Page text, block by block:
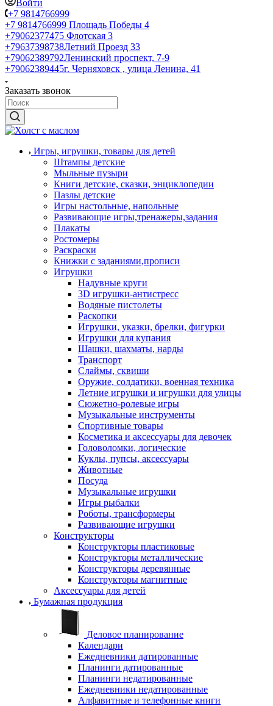
Войти
+7 9814766999
+7 9814766999 Площадь Победы 4
+79062377475 Флотская 3
+79637398738Летний Проезд 33
+79062389792Ленинский проспект, 7-9
+79062389445г. Черняховск , улица Ленина, 41
Заказать звонок
Игры, игрушки, товары для детей
Штампы детские
Мыльные пузыри
Книги детские, сказки, энциклопедии
Пазлы детские
Игры настольные, напольные
Развивающие игры,тренажеры,задания
Плакаты
Ростомеры
Раскраски
Книжки с заданиями,прописи
Игрушки
Надувные круги
3D игрушки-антистресс
Водяные пистолеты
Раскопки
Игрушки, указки, брелки, фигурки
Игрушки для купания
Шашки, шахматы, нарды
Транспорт
Слаймы, сквиши
Оружие, солдатики, военная техника
Летние игрушки и игрушки для улицы
Сюжетно-ролевые игры
Музыкальные инструменты
Спортивные товары
Косметика и аксессуары для девочек
Головоломки, логические
Куклы, пупсы, аксессуары
Животные
Посуда
Музыкальные игрушки
Игры рыбалки
Роботы, трансформеры
Развивающие игрушки
Конструкторы
Конструкторы пластиковые
Конструкторы металлические
Конструкторы деревянные
Конструкторы магнитные
Аксессуары для детей
Бумажная продукция
Деловое планирование
Календари
Ежедневники датированные
Планинги датированные
Планинги недатированные
Ежедневники недатированные
Алфавитные и телефонные книги